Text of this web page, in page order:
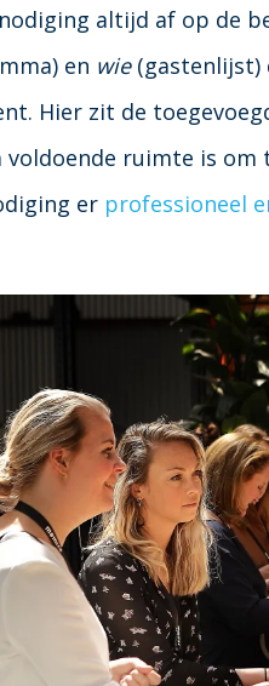
altijd af op de
en wie(gastenlijst)
Hier zit de
voldoende ruimte is
er professioneel